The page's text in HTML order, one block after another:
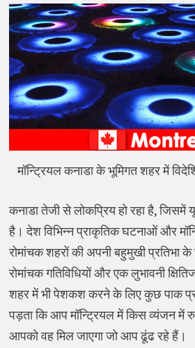
मॉन्ट्रियल कनाडा के भूमिगत शहर में
कनाडा तेजी से लोकप्रिय हो रहा है, जिसमें
है। देश विभिन्न प्राकृतिक घटनाओं और
रोमांचक शहरों की अपनी बहुमुखी प्रतिभा
रोमांचक गतिविधियों और एक लुभावनी
शहर में भी पेशकश करने के लिए कुछ पाक
पड़ता कि आप मॉन्ट्रियल में किस व्यंजन में
आपको वह मिल जाएगा जो आप ढूंढ रहे हैं।